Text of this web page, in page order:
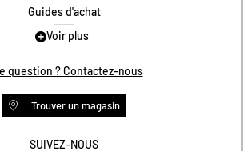
Guides d'achat
Guide des tailles
Programme de fidélité
Conditions des offres
Voir plus
question ? Contactez-nous
Trouver un magasin
SUIVEZ-NOUS